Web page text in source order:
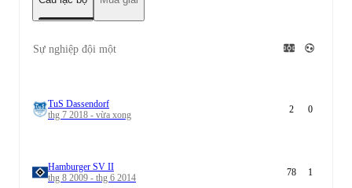
Sự nghiệp đội một
TuS Dassendorf
thg 7 2018 - vừa xong
2 0
Hamburger SV II
thg 8 2009 - thg 6 2014
78 1